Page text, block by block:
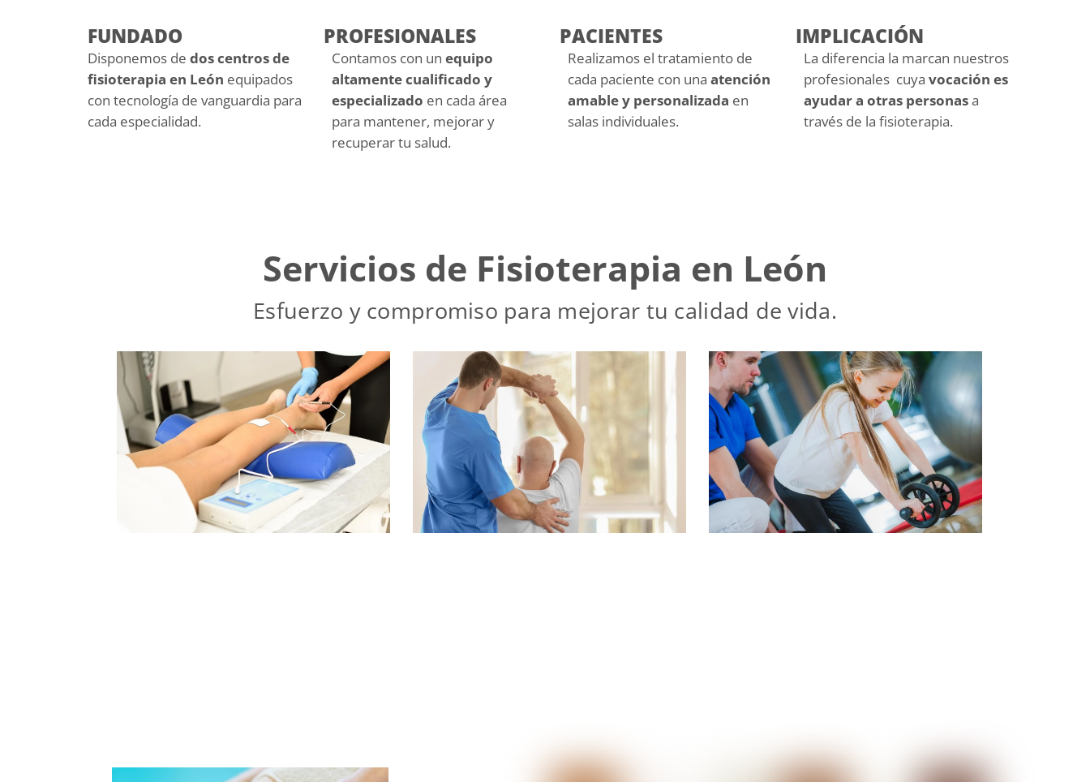
FUNDADO
Disponemos de dos centros de
fisioterapia en León equipados
con tecnología de vanguardia para
cada especialidad.
PROFESIONALES
Contamos con un equipo
altamente cualificado y
especializado en cada área
para mantener, mejorar y
recuperar tu salud.
PACIENTES
Realizamos el tratamiento de
cada paciente con una atención
amable y personalizada en
salas individuales.
IMPLICACIÓN
La diferencia la marcan nuestros
profesionales cuya vocación es
ayudar a otras personasa
través de la fisioterapia.
Servicios de Fisioterapia en León
Esfuerzo y compromiso para mejorar tu calidad de vida.